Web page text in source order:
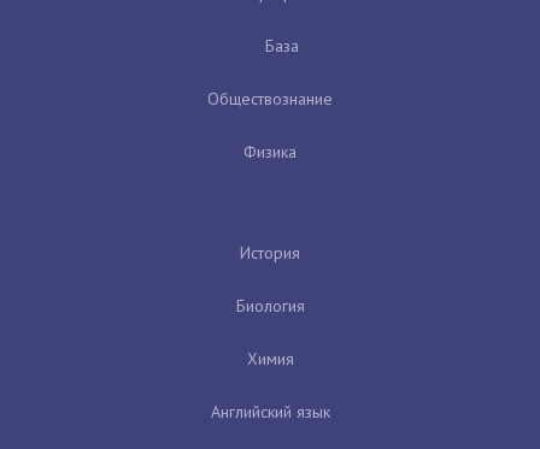
База
Обществознание
Физика
История
Биология
Химия
Английский язык